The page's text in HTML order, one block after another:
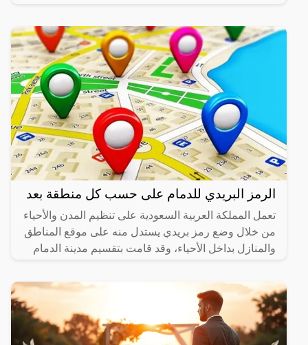
الرمز البريدي للدمام على حسب كل منطقة بعد
تعمل المملكة العربية السعودية على تنظيم المدن والأحياء
من خلال وضع رمز بريدي يستدل منه على موقع المناطق
والمنازل بداخل الأحياء، وقد قامت بتقسيم مدينة الدمام